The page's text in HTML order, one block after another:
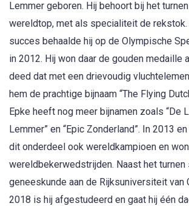
Lemmer geboren. Hij behoort bij het
wereldtop, met als specialiteit de
succes behaalde hij op de Olympische
in 2012. Hij won daar de gouden medaille
deed dat met een drievoudig
hem de prachtige bijnaam “The Flying
Epke heeft nog meer bijnamen zoals “De
Lemmer” en “Epic Zonderland”. In 2013
dit onderdeel ook wereldkampioen en
wereldbekerwedstrijden. Naast het
geneeskunde aan de Rijksuniversiteit van
2018 is hij afgestudeerd en gaat hij één